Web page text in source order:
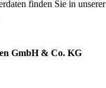
finden Sie in unserer
GmbH & Co. KG